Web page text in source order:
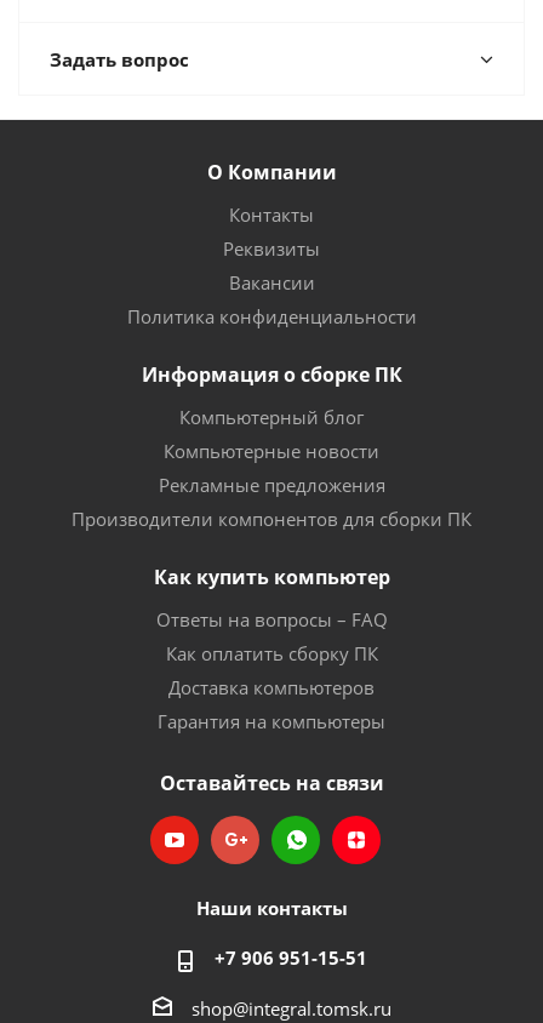
Задать вопрос
О Компании
Контакты
Реквизиты
Вакансии
Политика конфиденциальности
Информация о сборке ПК
Компьютерный блог
Компьютерные новости
Рекламные предложения
Производители компонентов для сборки ПК
Как купить компьютер
Ответы на вопросы – FAQ
Как оплатить сборку ПК
Доставка компьютеров
Гарантия на компьютеры
Оставайтесь на связи
Наши контакты
+7 906 951-15-51
shop@integral.tomsk.ru